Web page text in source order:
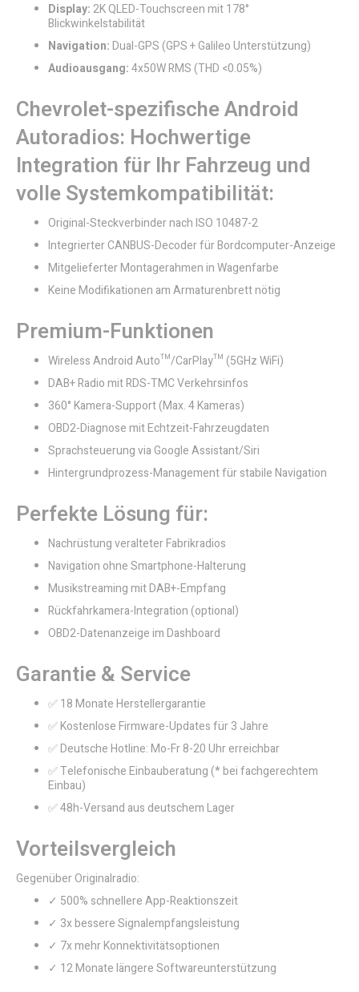
Display:2K QLED-Touchscreen mit 178°
Blickwinkelstabilität
Navigation:Dual-GPS (GPS + Galileo Unterstützung)
Audioausgang:4x50W RMS (THD <0.05%)
Chevrolet-spezifische Android
Autoradios: Hochwertige
Integration für Ihr Fahrzeug und
volle Systemkompatibilität:
Original-Steckverbinder nach ISO 10487-2
Integrierter CANBUS-Decoder für Bordcomputer-Anzeige
Mitgelieferter Montagerahmen in Wagenfarbe
Keine Modifikationen am Armaturenbrett nötig
Premium-Funktionen
Wireless Android Auto™/CarPlay™ (5GHz WiFi)
DAB+ Radio mit RDS-TMC Verkehrsinfos
360° Kamera-Support (Max. 4 Kameras)
OBD2-Diagnose mit Echtzeit-Fahrzeugdaten
Sprachsteuerung via Google Assistant/Siri
Hintergrundprozess-Management für stabile Navigation
Perfekte Lösung für:
Nachrüstung veralteter Fabrikradios
Navigation ohne Smartphone-Halterung
Musikstreaming mit DAB+-Empfang
Rückfahrkamera-Integration (optional)
OBD2-Datenanzeige im Dashboard
Garantie & Service
✅ 18 Monate Herstellergarantie
✅ Kostenlose Firmware-Updates für 3 Jahre
✅ Deutsche Hotline: Mo-Fr 8-20 Uhr erreichbar
✅ Telefonische Einbauberatung (* bei fachgerechtem
Einbau)
✅ 48h-Versand aus deutschem Lager
Vorteilsvergleich
Gegenüber Originalradio:
✓ 500% schnellere App-Reaktionszeit
✓ 3x bessere Signalempfangsleistung
✓ 7x mehr Konnektivitätsoptionen
✓ 12 Monate längere Softwareunterstützung